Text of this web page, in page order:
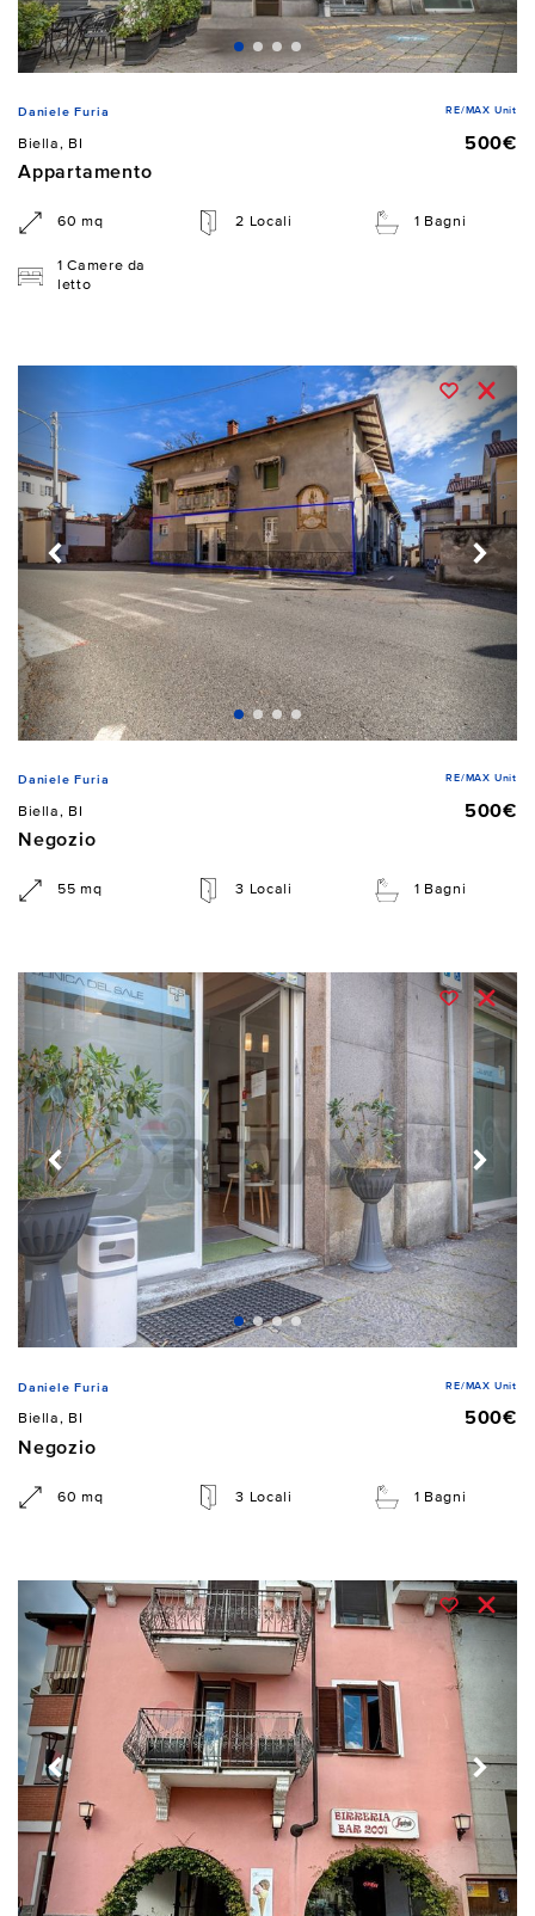
Daniele Furia RE/MAX Unit
Biella, BI
500€
Appartamento
60 mq 2 Locali 1 Bagni
1 Camere da
letto
Daniele Furia RE/MAX Unit
Biella, BI
500€
Negozio
55 mq 3 Locali 1 Bagni
Daniele Furia RE/MAX Unit
Biella, BI
500€
Negozio
60 mq 3 Locali 1 Bagni